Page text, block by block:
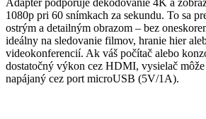
1080p pri 60 snímkach za sekundu. To sa
ostrým a detailným obrazom – bez
ideálny na sledovanie filmov, hranie hier
videokonferencií. Ak váš počítač alebo
dostatočný výkon cez HDMI, vysielač
napájaný cez port microUSB (5V/1A).